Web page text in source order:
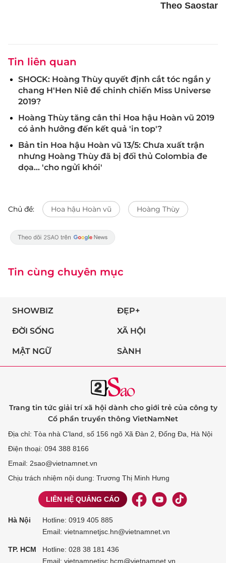
Theo Saostar
Tin liên quan
SHOCK: Hoàng Thùy quyết định cắt tóc ngắn y
chang H'Hen Niê để chinh chiến Miss Universe
2019?
Hoàng Thùy tăng cân thi Hoa hậu Hoàn vũ 2019
có ảnh hưởng đến kết quả 'in top'?
Bản tin Hoa hậu Hoàn vũ 13/5: Chưa xuất trận
nhưng Hoàng Thùy đã bị đối thủ Colombia đe
dọa... 'cho ngửi khói'
Chủ đề: Hoa hậu Hoàn vũ Hoàng Thùy
Tin cùng chuyên mục
SHOWBIZ ĐẸP+
ĐỜI SỐNG XÃ HỘI
MẬT NGỮ SÀNH
Trang tin tức giải trí xã hội dành cho giới trẻ của công ty
Cổ phần truyền thông VietNamNet
Địa chỉ: Tòa nhà C’land, số 156 ngõ Xã Đàn 2, Đống Đa, Hà Nội
Điện thoại: 094 388 8166
Email: 2sao@vietnamnet.vn
Chịu trách nhiệm nội dung: Trương Thị Minh Hưng
LIÊN HỆ QUẢNG CÁO
Hà Nội Hotline: 0919 405 885
Email: vietnamnetjsc.hn@vietnamnet.vn
TP. HCM Hotline: 028 38 181 436
Email: vietnamnetjsc.hcm@vietnamnet.vn